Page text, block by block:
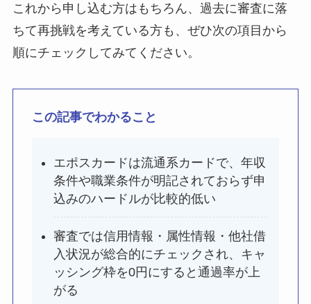
これから申し込む方はもちろん、過去に審査に落
ちて再挑戦を考えている方も、ぜひ次の項目から
順にチェックしてみてください。
この記事でわかること
エポスカードは流通系カードで、年収
条件や職業条件が明記されておらず申
込みのハードルが比較的低い
審査では信用情報・属性情報・他社借
入状況が総合的にチェックされ、キャ
ッシング枠を0円にすると通過率が上
がる